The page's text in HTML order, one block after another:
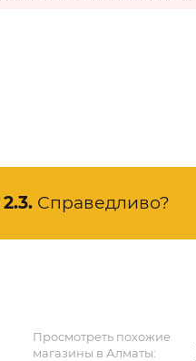
2.3. Справедливо?
Просмотреть похожие
магазины в Алматы: